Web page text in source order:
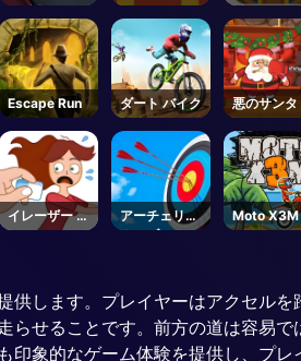
ライク
イル
Escape Run ダート バイク 悪のサンタ
イレーザー ハ
ー
アーチェリー
クラブ 2
Moto X3M
します。プレイヤーはアクセル
せることです。前方の道は容易
象的なゲーム体験を提供し、プ